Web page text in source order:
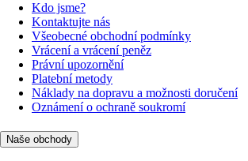
Kdo jsme?
Kontaktujte nás
Všeobecné obchodní podmínky
Vrácení a vrácení peněz
Právní upozornění
Platební metody
Náklady na dopravu a možnosti doručení
Oznámení o ochraně soukromí
Naše obchody